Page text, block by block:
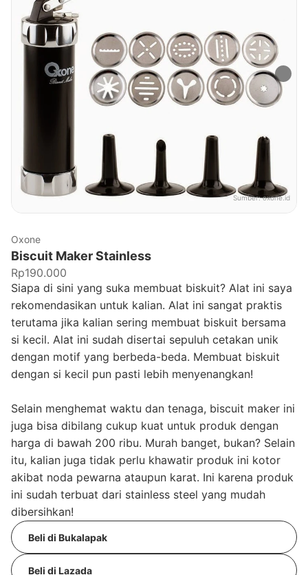
Sumber:oxone.id
Oxone
Biscuit Maker Stainless
Rp190.000
Siapa di sini yang suka membuat biskuit? Alat ini saya
rekomendasikan untuk kalian. Alat ini sangat praktis
terutama jika kalian sering membuat biskuit bersama
si kecil. Alat ini sudah disertai sepuluh cetakan unik
dengan motif yang berbeda-beda. Membuat biskuit
dengan si kecil pun pasti lebih menyenangkan!
Selain menghemat waktu dan tenaga, biscuit maker ini
juga bisa dibilang cukup kuat untuk produk dengan
harga di bawah 200 ribu. Murah banget, bukan? Selain
itu, kalian juga tidak perlu khawatir produk ini kotor
akibat noda pewarna ataupun karat. Ini karena produk
ini sudah terbuat dari stainless steel yang mudah
dibersihkan!
Beli di Bukalapak
Beli di Lazada